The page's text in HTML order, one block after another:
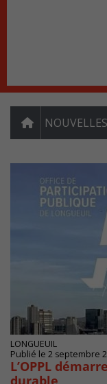
NOUVELLES
LONGUEUIL
Publié le 2 septembre
L’OPPL
durable